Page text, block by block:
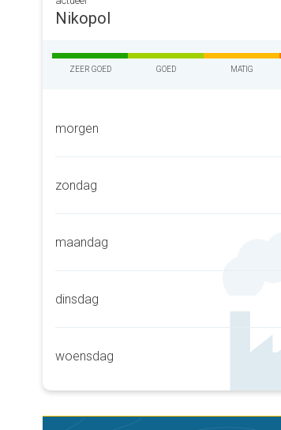
Nikopol
ZEER GOED GOED MATIG
morgen
zondag
maandag
dinsdag
woensdag